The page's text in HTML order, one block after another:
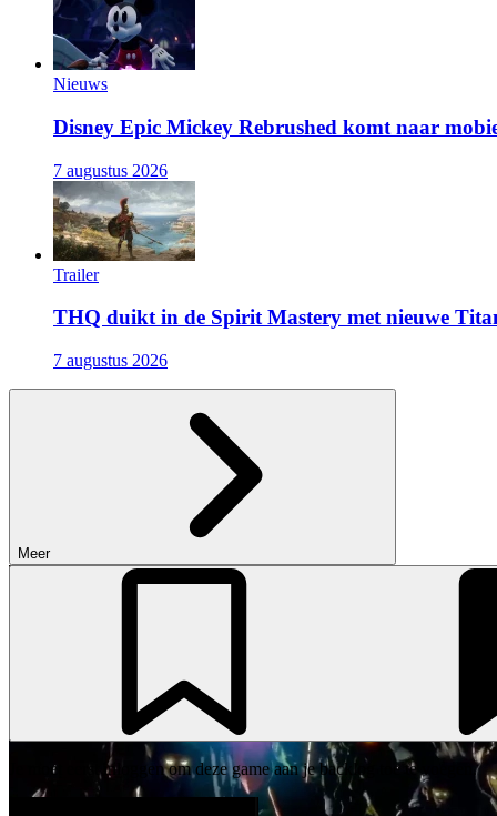
Nieuws
Disney Epic Mickey Rebrushed komt naar
7 augustus 2026
Trailer
THQ duikt in de Spirit Mastery met nieuwe
7 augustus 2026
Meer
Je moet eerst inloggen om deze game aan je backlog toe te voegen.